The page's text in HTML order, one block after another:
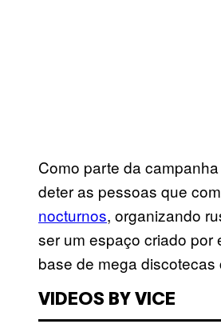
Como parte da campanha
deter as pessoas que
nocturnos, organizando
ser um espaço criado por
base de mega
VIDEOS BY VICE